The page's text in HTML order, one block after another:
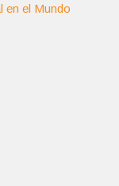
en el Mundo